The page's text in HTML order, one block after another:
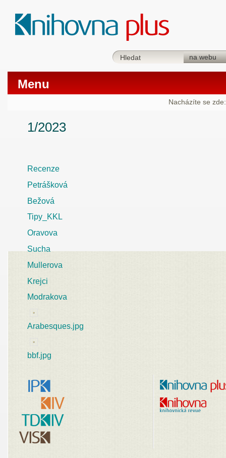
Menu
Nacházíte se zde:
1/2023
Recenze
Petrášková
Bežová
Tipy_KKL
Oravova
Sucha
Mullerova
Krejci
Modrakova
Arabesques.jpg
bbf.jpg